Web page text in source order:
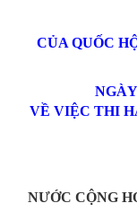
CỦA QUỐC
VỀ VIỆC THI
NƯỚC CỘNG